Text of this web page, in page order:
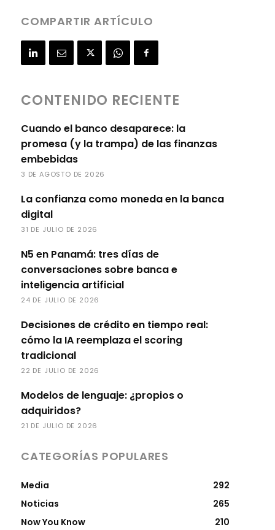
COMPARTIR ARTÍCULO
CONTENIDO RECIENTE
Cuando el banco desaparece: la
promesa (y la trampa) de las finanzas
embebidas
3 DE AGOSTO DE 2026
La confianza como moneda en la banca
digital
31 DE JULIO DE 2026
N5 en Panamá: tres días de
conversaciones sobre banca e
inteligencia artificial
24 DE JULIO DE 2026
Decisiones de crédito en tiempo real:
cómo la IA reemplaza el scoring
tradicional
22 DE JULIO DE 2026
Modelos de lenguaje: ¿propios o
adquiridos?
21 DE JULIO DE 2026
CATEGORÍAS POPULARES
Media
292
Noticias
265
Now You Know
210